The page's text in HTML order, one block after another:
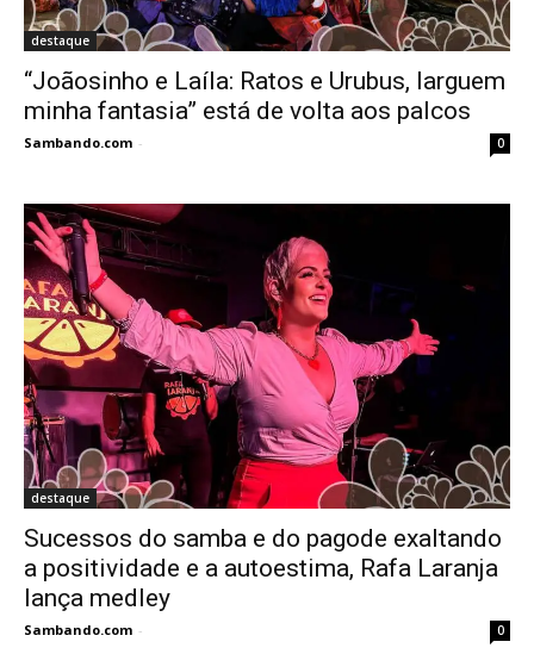
destaque
“Joãosinho e Laíla: Ratos e Urubus, larguem
minha fantasia” está de volta aos palcos
Sambando.com - 0
destaque
Sucessos do samba e do pagode exaltando
a positividade e a autoestima, Rafa Laranja
lança medley
Sambando.com - 0